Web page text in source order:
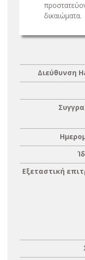
δικαιώματα.
Διεύθυνση
Εξεταστική